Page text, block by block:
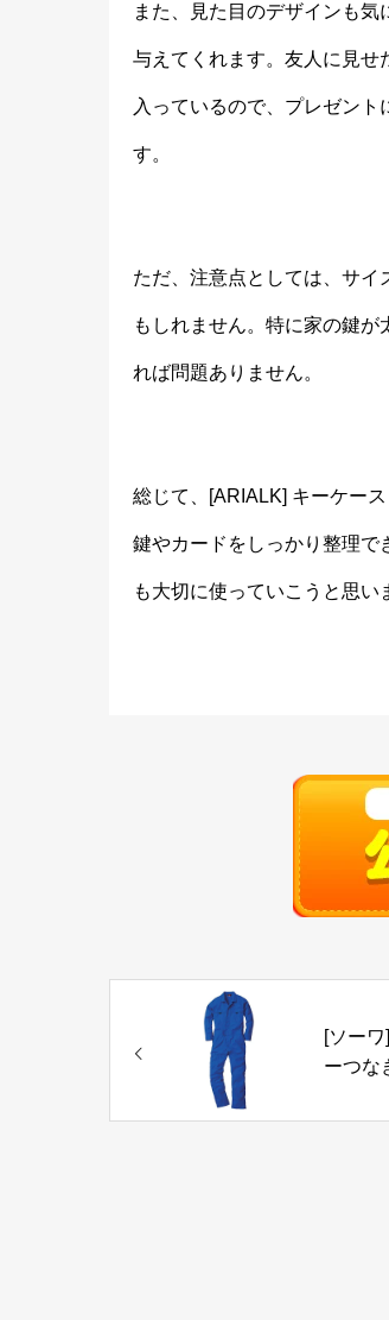
また、見た目のデザインも
与えてくれます。友人に見せ
入っているので、プレゼン
す。
ただ、注意点としては、サ
もしれません。特に家の鍵
れば問題ありません。
総じて、[ARIALK] キーケー
鍵やカードをしっかり整理で
も大切に使っていこうと思い
[ソー
ーつな
ルー,